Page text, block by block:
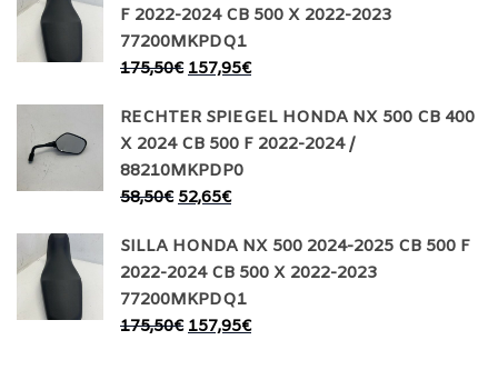
F 2022-2024 CB 500 X 2022-2023
77200MKPDQ1
175,50€ 157,95€
RECHTER SPIEGEL HONDA NX 500 CB 400
X 2024 CB 500 F 2022-2024 /
88210MKPDP0
58,50€ 52,65€
SILLA HONDA NX 500 2024-2025 CB 500 F
2022-2024 CB 500 X 2022-2023
77200MKPDQ1
175,50€ 157,95€